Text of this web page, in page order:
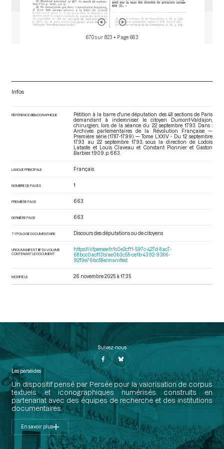
670 sur 823 • Page 663
Infos
RÉFÉRENCE BIBLIOGRAPHIQUE
Pétition à la barre d'une députation des 48 sections de Paris
demandant à indemniser le citoyen Dumont-Valdajon,
chirurgien, lors de la séance du 22 septembre 1793. Dans :
Archives parlementaires de la Révolution Française —
Première série (1787-1799) — Tome LXXIV - Du 12 septembre
1793 au 22 septembre 1793 , sous la direction de Lodoïs
Lataste et Louis Claveau et Constant Pionnier et Gaston
Barbier. 1909. p. 663.
LANGUE PRINCIPALE Français
NOMBRE DE PAGES 1
PREMIÈRE PAGE 663
DERNIÈRE PAGE 663
TYPOLOGIE DOCUMENTAIRE Discours des députations ou de citoyens
URI DU MANIFEST IIIF DU VOLUME
CONTENANT LE DOCUMENT
https://iiif.persee.fr/b0e2cf11-597c-427d-8ac7-
68bcc0acf13b/ae0b3c55-ce1b-4392-9386-
92f9e76bc58e/manifest
MODIFIÉ LE 26 novembre 2025 à 17:35
Suivez-nous
Les perséides
Un dispositif pensé par Persée pour la valorisation de corpus
textuels et iconographiques numérisés construits en
partenariat avec des équipes de recherche et des institutions
documentaires.
En savoir plus